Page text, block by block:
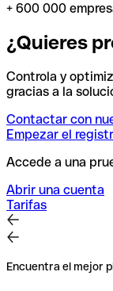
+ 600 000
¿Quieres
Controla y
gracias a la
Contactar con
Empezar el
Accede a una
Abrir una cuenta
Tarifas
Encuentra el mejor